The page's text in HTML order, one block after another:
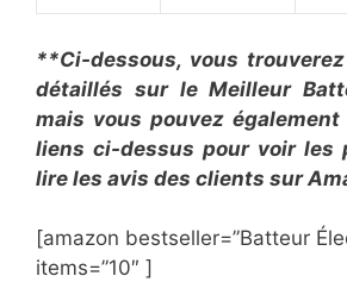
**Ci-dessous, vous
détaillés sur le Meilleur
mais vous pouvez
liens ci-dessus pour voir les
lire les avis des clients sur
[amazon bestseller=”Batteur
items=”10″ ]